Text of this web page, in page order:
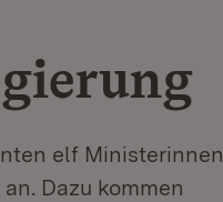
elf Ministerinnen
Dazu kommen